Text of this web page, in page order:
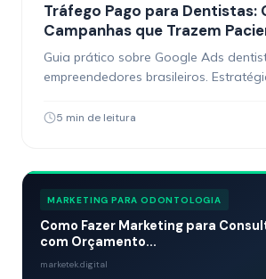
Tráfego Pago para Dentistas:
Campanhas que Trazem
Guia prático sobre Google Ads
empreendedores brasileiros.
5 min de leitura
MARKETING PARA ODONTOLOGIA
Como Fazer Marketing para
com Orçamento...
marketek.digital